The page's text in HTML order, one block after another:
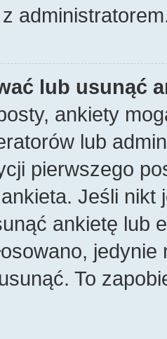
lub usunąć
ankiety
lub
pierwszego
Jeśli nikt
ankietę lub
To